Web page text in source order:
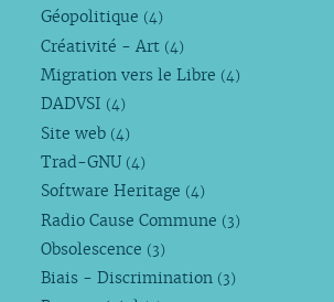
Géopolitique (4)
Créativité - Art (4)
Migration vers le Libre (4)
DADVSI (4)
Site web (4)
Trad-GNU (4)
Software Heritage (4)
Radio Cause Commune (3)
Obsolescence (3)
Biais - Discrimination (3)